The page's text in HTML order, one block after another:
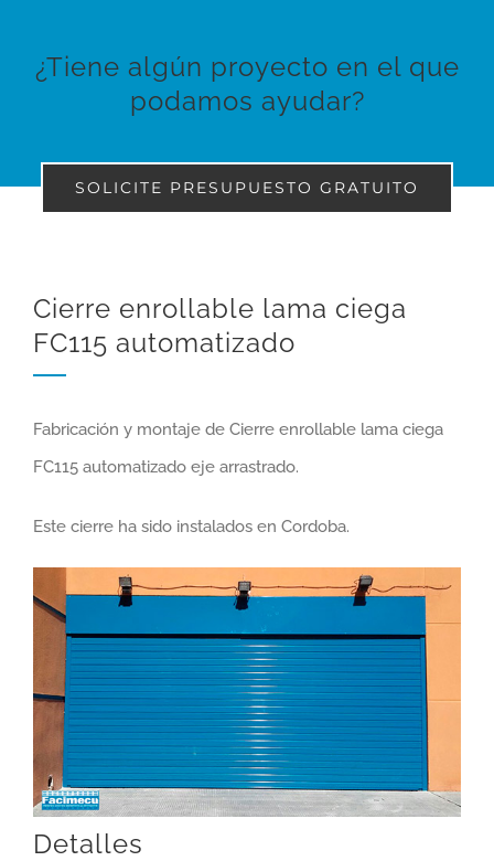
¿Tiene algún proyecto en el que
podamos ayudar?
SOLICITE PRESUPUESTO GRATUITO
Cierre enrollable lama ciega
FC115 automatizado
Fabricación y montaje de Cierre enrollable lama ciega
FC115 automatizado eje arrastrado.
Este cierre ha sido instalados en Cordoba.
Detalles